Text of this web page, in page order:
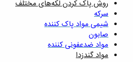
روش پاک کردن لکه‌های مختلف
سرکه
شیمی مواد پاک کننده
صابون
مواد ضدعفونی کننده
مواد گندزدا